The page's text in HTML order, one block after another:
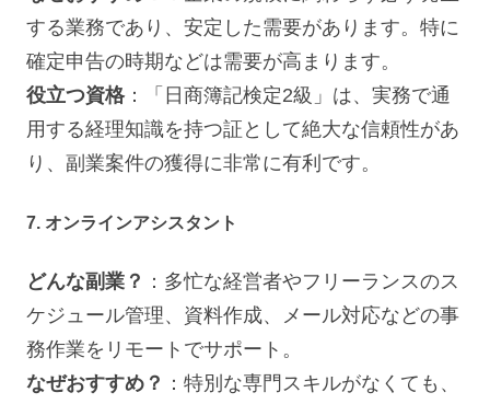
する業務であり、安定した需要があります。特に
確定申告の時期などは需要が高まります。
役立つ資格：「日商簿記検定2級」は、実務で通
用する経理知識を持つ証として絶大な信頼性があ
り、副業案件の獲得に非常に有利です。
7. オンラインアシスタント
どんな副業？ ：多忙な経営者やフリーランスのス
ケジュール管理、資料作成、メール対応などの事
務作業をリモートでサポート。
なぜおすすめ？ ：特別な専門スキルがなくても、